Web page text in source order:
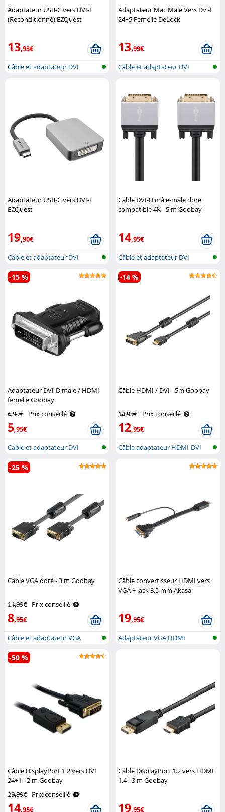
Adaptateur USB-C vers DVI-I
(Reconditionné) EZQuest
13,93€
Câble et adaptateur DVI
Adaptateur Mac Male Vers Dvi-I
24+5 Femelle DeLock
13,99€
Câble et adaptateur DVI
Adaptateur USB-C vers DVI-I
EZQuest
19,90€
Câble et adaptateur DVI
Câble DVI-D mâle-mâle doré
compatible 4K - 5 m Goobay
14,95€
Câble et adaptateur DVI
Adaptateur DVI-D mâle / HDMI
femelle Goobay
6,99€ Prix conseillé
5,95€
-15 %
Câble et adaptateur DVI
Câble HDMI / DVI - 5m Goobay
14,99€ Prix conseillé
12,95€
-14 %
Câble adaptateur HDMI-DVI
Câble VGA doré - 3 m Goobay
11,99€ Prix conseillé
8,95€
-25 %
Câble et adaptateur VGA
Câble convertisseur HDMI vers
VGA + jack 3,5 mm Akasa
19,95€
Adaptateur VGA HDMI
Câble DisplayPort 1.2 vers DVI
24+1 - 2 m Goobay
29,99€ Prix conseillé
14,95€
-50 %
Câble DisplayPort 1.2 vers HDMI
1.4 - 3 m Goobay
19,95€